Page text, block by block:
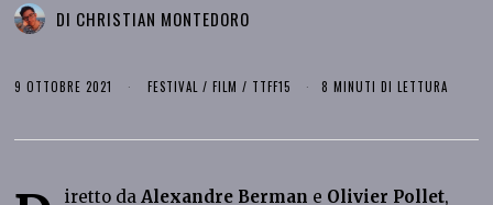
DI CHRISTIAN MONTEDORO
9 OTTOBRE 2021 FESTIVAL / FILM / TTFF15 8 MINUTI DI LETTURA
iretto daAlexandre Berman e Olivier Pollet,